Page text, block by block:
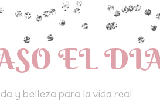
EL
y belleza para la vida real